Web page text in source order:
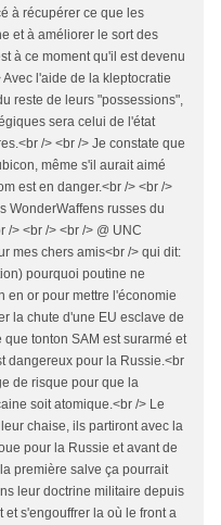
à récupérer ce que les
et à améliorer le sort des
à ce moment qu'il est devenu
l'aide de la kleptocratie
reste de leurs "possessions",
sera celui de l'état
/> <br /> Je constate que
même s'il aurait aimé
est en danger.<br /> <br />
WonderWaffens russes du
/> <br /> <br /> @ UNC
mes chers amis<br /> qui dit:
pourquoi poutine ne
en or pour mettre l'économie
la chute d'une EU esclave de
que tonton SAM est surarmé et
dangereux pour la Russie.<br
de risque pour que la
soit atomique.<br /> Le
chaise, ils partiront avec la
pour la Russie et avant de
première salve ça pourrait
leur doctrine militaire depuis
et s'engouffrer la où le front a